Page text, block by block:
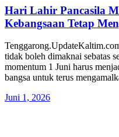
Hari Lahir Pancasila
Kebangsaan Tetap
tidak boleh dimaknai sebatas
momentum 1 Juni harus
bangsa untuk terus
Juni 1, 2026